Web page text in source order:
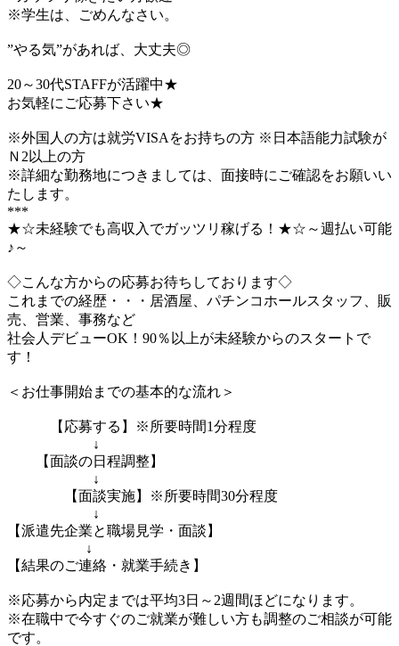
※学生は、ごめんなさい。
”やる気”があれば、大丈夫◎
20～30代STAFFが活躍中★
お気軽にご応募下さい★
※外国人の方は就労VISAをお持ちの方 ※日本語能力試験が
Ｎ2以上の方
※詳細な勤務地につきましては、面接時にご確認をお願いい
たします。
***
★☆未経験でも高収入でガッツリ稼げる！★☆～週払い可能
♪～
◇こんな方からの応募お待ちしております◇
これまでの経歴・・・居酒屋、パチンコホールスタッフ、販
売、営業、事務など
社会人デビューOK！90％以上が未経験からのスタートで
す！
＜お仕事開始までの基本的な流れ＞
【応募する】※所要時間1分程度
↓
【面談の日程調整】
↓
【面談実施】※所要時間30分程度
↓
【派遣先企業と職場見学・面談】
↓
【結果のご連絡・就業手続き】
※応募から内定までは平均3日～2週間ほどになります。
※在職中で今すぐのご就業が難しい方も調整のご相談が可能
です。